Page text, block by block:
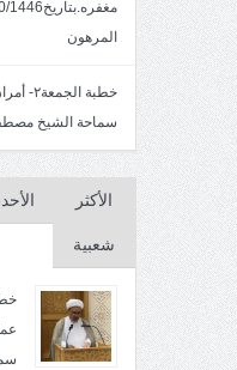
المرهون
سماحة الشيخ
الأكثر
شعبية